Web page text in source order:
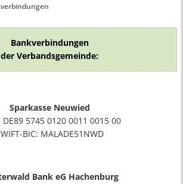
Bankverbindungen
der Verbandsgemeinde:
Sparkasse Neuwied
DE89 5745 0120 0011 0015 00
BIC: MALADE51NWD
Bank eG Hachenburg